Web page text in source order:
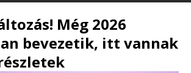
Még 2026
bevezetik, itt vannak